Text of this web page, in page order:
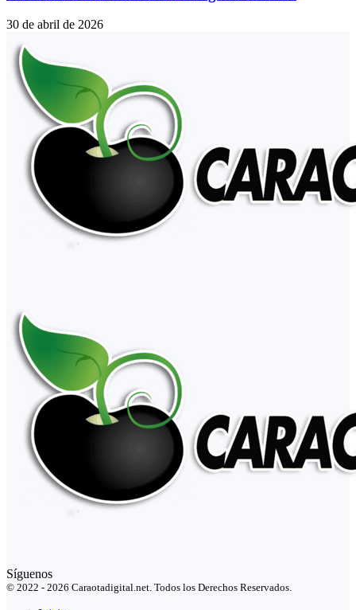
30 de abril de 2026
Síguenos
© 2022 - 2026 Caraotadigital.net. Todos los Derechos Reservados.